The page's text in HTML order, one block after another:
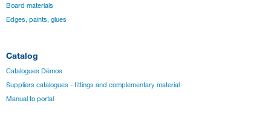
Board materials
Edges, paints, glues
Catalog
Catalogues Démos
Suppliers catalogues - fittings and complementary material
Manual to portal